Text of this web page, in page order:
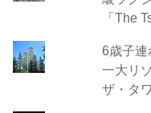
「The
6歳子
一大リ
ザ・タ